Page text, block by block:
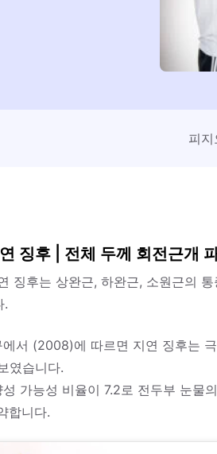
피
징후 | 전체 두께 회전근개
징후는 상완근, 하완근, 소원근의
.
서 (2008)에 따르면 지연 징후는
였습니다.
가능성 비율이 7.2로 전두부 눈물
합니다.